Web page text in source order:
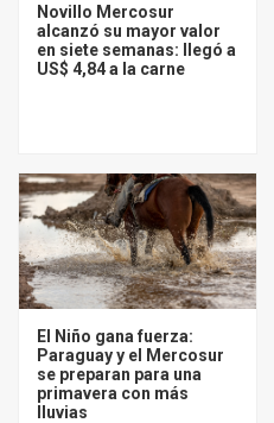
Novillo Mercosur
alcanzó su mayor valor
en siete semanas: llegó a
US$ 4,84 a la carne
El Niño gana fuerza:
Paraguay y el Mercosur
se preparan para una
primavera con más
lluvias